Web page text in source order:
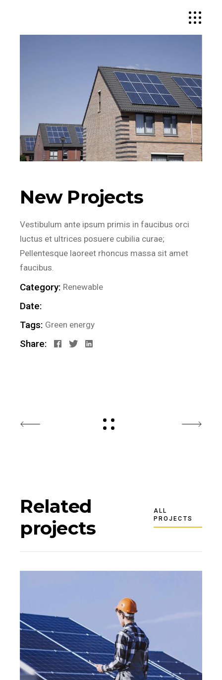
New Projects
Vestibulum ante ipsum primis in faucibus orci
luctus et ultrices posuere cubilia curae;
Pellentesque laoreet rhoncus massa sit amet
faucibus.
Category: Renewable
Date:
Tags: Green energy
Share:
Related
projects
ALL
PROJECTS